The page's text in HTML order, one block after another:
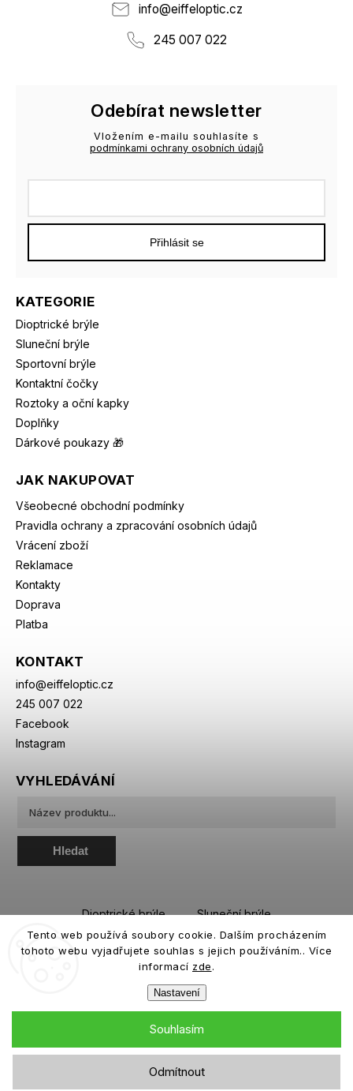
Tento web používá soubory cookie. Dalším procházením
tohoto webu vyjadřujete souhlas s jejich používáním.. Více
informací zde.
Nastavení
Odmítnout
Souhlasím
info@eiffeloptic.cz
245 007 022
KATEGORIE
Dioptrické brýle
Sluneční brýle
Sportovní brýle
Kontaktní čočky
Roztoky a oční kapky
Doplňky
Dárkové poukazy 🎁
JAK NAKUPOVAT
Všeobecné obchodní podmínky
Pravidla ochrany a zpracování osobních údajů
Vrácení zboží
Reklamace
Kontakty
Doprava
Platba
KONTAKT
info@eiffeloptic.cz
245 007 022
Facebook
Instagram
Odebírat newsletter
Vložením e-mailu souhlasíte s
podmínkami ochrany osobních údajů
Přihlásit se
VYHLEDÁVÁNÍ
Hledat
Dioptrické brýle
Sluneční brýle
Sportovní brýle
Kontaktní čočky
Roztoky a oční kapky
Copyright 2026eiffeloptic.cz. Všechna práva vyhrazena.